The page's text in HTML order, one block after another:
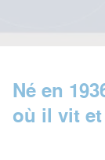
Né en
où il vit